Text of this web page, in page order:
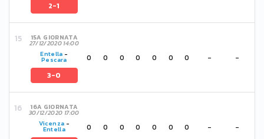
2-1
15A GIORNATA
27/12/2020 14:00
Entella -
Pescara
3-0
0 0 0 0 0 0 0 - -
16A GIORNATA
30/12/2020 17:00
Vicenza -
Entella 0 0 0 0 0 0 0 - -